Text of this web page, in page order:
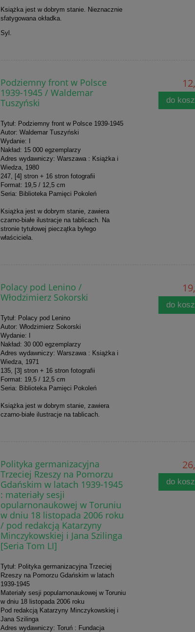
Książka jest w dobrym stanie. Nieznacznie
sfatygowana okładka.
Syl.
Podziemny front w Polsce
1939-1945 / Waldemar
Tuszyński
Tytuł: Podziemny front w Polsce 1939-1945
Autor: Waldemar Tuszyński
Wydanie: I
Nakład: 15 000 egzemplarzy
Adres wydawniczy: Warszawa : Książka i
Wiedza, 1980
247, [4] stron + 16 stron fotografii
Format: 19,5 / 12,5 cm
Seria: Biblioteka Pamięci Pokoleń
Książka jest w dobrym stanie, zawiera
czarno-białe ilustracje na tablicach. Na
stronie tytułowej pieczątka byłego
właściciela.
do
Polacy pod Lenino /
Włodzimierz Sokorski
Tytuł: Polacy pod Lenino
Autor: Włodzimierz Sokorski
Wydanie: I
Nakład: 30 000 egzemplarzy
Adres wydawniczy: Warszawa : Książka i
Wiedza, 1971
135, [3] stron + 16 stron fotografii
Format: 19,5 / 12,5 cm
Seria: Biblioteka Pamięci Pokoleń
Książka jest w dobrym stanie, zawiera
czarno-białe ilustracje na tablicach.
do
Polityka germanizacyjna
Trzeciej Rzeszy na Pomorzu
Gdańskim w latach 1939-1945
: materiały sesji
opularnonaukowej w Toruniu
w dniu 18 listopada 2006 roku
/ pod redakcją Katarzyny
Minczykowskiej i Jana Szilinga
[Seria Tom LI]
Tytuł: Polityka germanizacyjna Trzeciej
Rzeszy na Pomorzu Gdańskim w latach
1939-1945
Materiały sesji popularnonaukowej w Toruniu
w dniu 18 listopada 2006 roku
Pod redakcją Katarzyny Minczykowskiej i
Jana Szilinga
Adres wydawniczy: Toruń : Fundacja
do